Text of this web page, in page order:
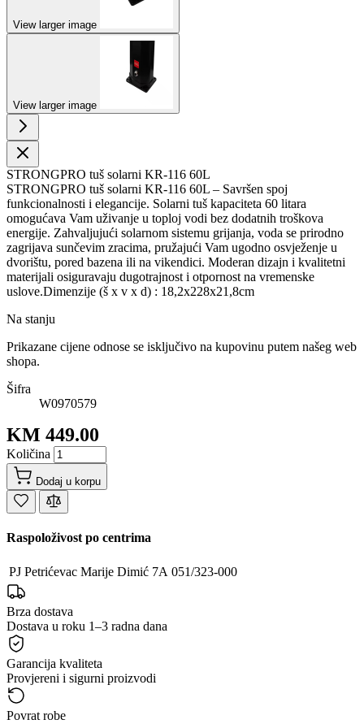
View larger image
View larger image
STRONGPRO tuš solarni KR-116 60L
STRONGPRO tuš solarni KR-116 60L – Savršen spoj
funkcionalnosti i elegancije. Solarni tuš kapaciteta 60 litara
omogućava Vam uživanje u toploj vodi bez dodatnih troškova
energije. Zahvaljujući solarnom sistemu grijanja, voda se prirodno
zagrijava sunčevim zracima, pružajući Vam ugodno osvježenje u
dvorištu, pored bazena ili na vikendici. Moderan dizajn i kvalitetni
materijali osiguravaju dugotrajnost i otpornost na vremenske
uslove.Dimenzije (š x v x d) : 18,2x228x21,8cm
Na stanju
Prikazane cijene odnose se isključivo na kupovinu putem našeg web
shopa.
Šifra
W0970579
KM 449.00
Količina
Dodaj u korpu
Raspoloživost po centrima
PJ Petrićevac Marije Dimić 7A 051/323-000
Brza dostava
Dostava u roku 1–3 radna dana
Garancija kvaliteta
Provjereni i sigurni proizvodi
Povrat robe